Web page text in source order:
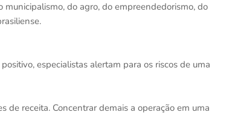
do agro, do empreendedorismo, do
especialistas alertam para os riscos de uma
de receita. Concentrar demais a operação em uma